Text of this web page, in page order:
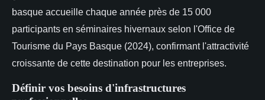
basque accueille chaque année près de 15 000
participants en séminaires hivernaux selon l'Office de
Tourisme du Pays Basque (2024), confirmant l'attractivité
croissante de cette destination pour les entreprises.
Définir vos besoins d'infrastructures